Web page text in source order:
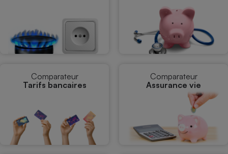
Comparateur
Tarifs bancaires
Comparateur
Assurance vie